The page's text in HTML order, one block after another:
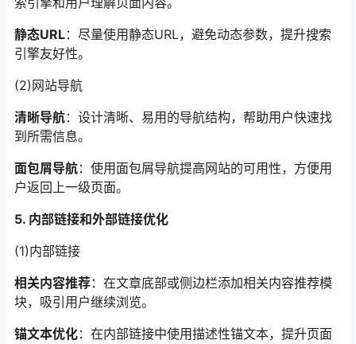
静态URL：尽量使用静态URL，避免动态参数，提升搜索
引擎友好性。
(2)网站导航
清晰导航：设计清晰、易用的导航结构，帮助用户快速找
到所需信息。
面包屑导航：使用面包屑导航提高网站的可用性，方便用
户返回上一级页面。
5. 内部链接和外部链接优化
(1)内部链接
相关内容推荐：在文章底部或侧边栏添加相关内容推荐模
块，吸引用户继续浏览。
锚文本优化：在内部链接中使用描述性锚文本，提升页面